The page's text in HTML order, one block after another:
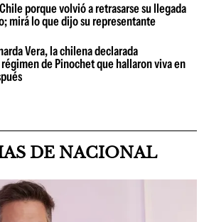
porque volvió a retrasarse su llegada
mirá lo que dijo su representante
Vera, la chilena declarada
de Pinochet que hallaron viva en
DE NACIONAL